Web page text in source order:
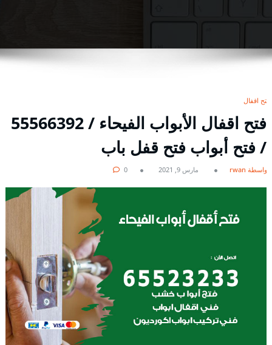
فتح اقفال
فتح اقفال الأبواب الفيحاء / 55566392
/ فتح أبواب فتح قفل باب
بواسطة rwan مارس 9, 2021 0